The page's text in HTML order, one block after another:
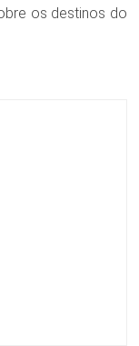
os destinos do